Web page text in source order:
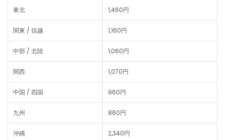
東北 1,460円
関東 / 信越 1,160円
中部 / 北陸 1,060円
関西 1,070円
中国 / 四国 960円
九州 860円
沖縄 2,340円